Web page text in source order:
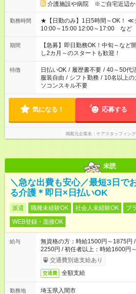
介護施設や病院 ※ご自宅近辺か
勤務時間
★【日勤のみ】1日5時間～OK！ ≪シフト例≫ 9:00～14:00
10:00～15:00 12:00～17:00 など
期間
【急募】即日勤務OK！中旬～な
し2カ月～のスタートも歓迎！
特徴 日払いOK / 履歴書不要 / 40～50代
服装自由 / シフト勤務 / 10名以上
ソコンスキル不要
気になる！ 応募する
掲載元企業名 ケアスタッフィン
未読
＼急な出費も安心／最短3日で
る介護＊即日×日払いOK
派遣 職種未経験OK 社会人未経験OK
ブ
WEB登録・面接OK
給与
無資格の方：時給1500円～1875円
2250円 / 初任者以上：時給
日収例：1万2000円（時給1500円
交通費別途支給あり
交通費 全額支給
勤務地 埼玉県入間市